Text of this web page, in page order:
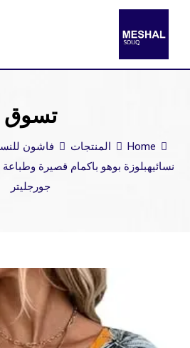
تسوق
Home المنتجات فاشون
نسائيهبلوزة بوهو باكمام قصيرة وطباعة
جورجليتر